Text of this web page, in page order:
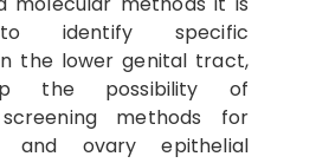
identify specific
the lower genital tract,
the possibility of
methods for
and ovary epithelial